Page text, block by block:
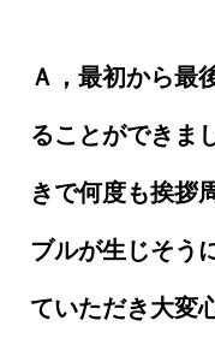
Ａ，最初から最
ることができま
きで何度も挨拶
ブルが生じそう
ていただき大変